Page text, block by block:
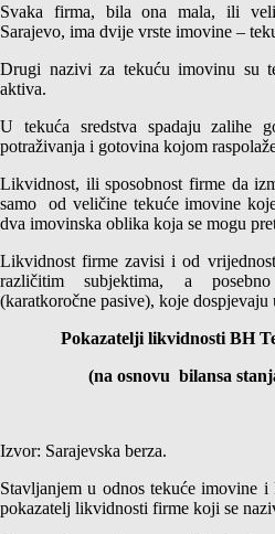
Svaka firma, bila ona mala, ili
Sarajevo, ima dvije vrste imovine –
Drugi nazivi za tekuću imovinu su
aktiva.
U tekuća sredstva spadaju zalihe
potraživanja i gotovina kojom
Likvidnost, ili sposobnost firme da
samo od veličine tekuće imovine
dva imovinska oblika koja se mogu
Likvidnost firme zavisi i od
različitim subjektima, a
(karatkoročne pasive), koje
Pokazatelji likvidnosti BH
(na osnovu bilansa
Izvor: Sarajevska berza.
Stavljanjem u odnos tekuće imovine
pokazatelj likvidnosti firme koji se